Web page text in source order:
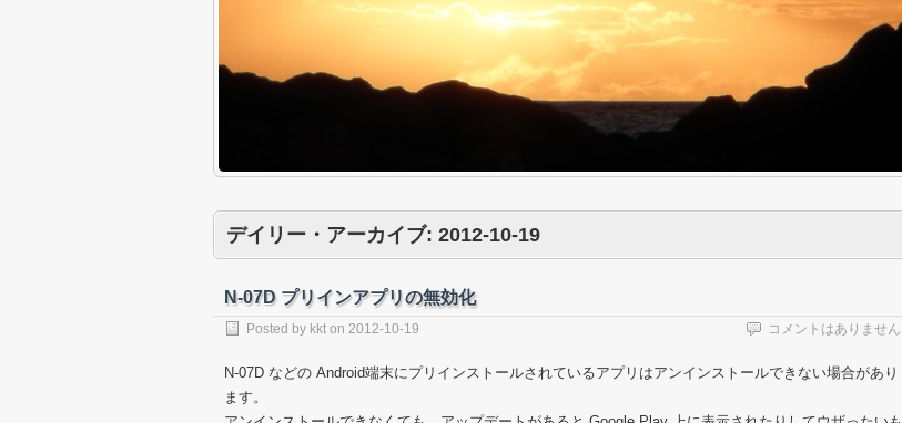
デイリー・アーカイブ: 2012-10-19
N-07D プリインアプリの無効化
Posted by kkt on 2012-10-19 コメントはありません
N-07D などの Android端末にプリインストールされているアプリはアンインストールできない場合があり
ます。